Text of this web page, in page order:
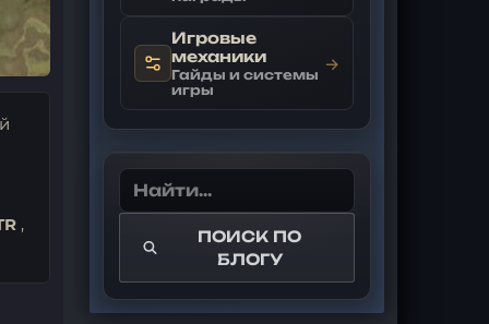
,
Игровые
механики
Гайды и системы
игры
→
ПОИСК ПО
БЛОГУ